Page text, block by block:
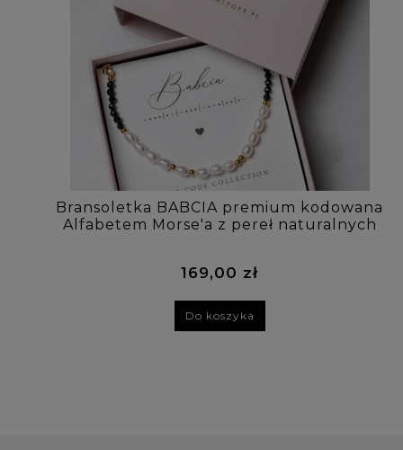
Bransoletka BABCIA premium kodowana
Alfabetem Morse'a z pereł naturalnych
169,00 zł
Do koszyka